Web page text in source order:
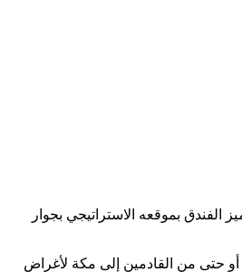
الفندق بموقعه الاستراتيجي بجوار
أو حتى من القادمين إلى مكة لأغراض